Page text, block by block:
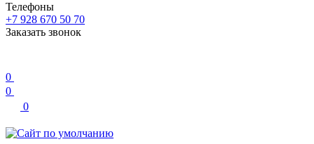
Телефоны
+7 928 670 50 70
Заказать звонок
0
0
0